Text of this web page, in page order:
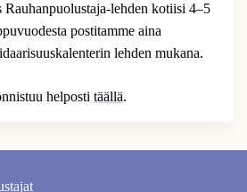
Rauhanpuolustaja-lehden kotiisi 4–5
postitamme aina
lehden mukana.
helposti täällä.